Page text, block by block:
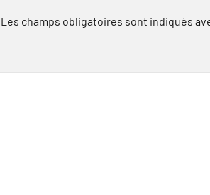
Les champs obligatoires sont indiqués